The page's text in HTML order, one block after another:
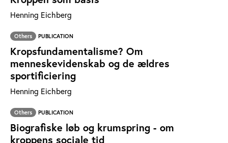
Henning Eichberg
Others PUBLICATION
Kropsfundamentalisme? Om
menneskevidenskab og de ældres
sportificiering
Henning Eichberg
Others PUBLICATION
Biografiske løb og krumspring - om
kroppens sociale tid